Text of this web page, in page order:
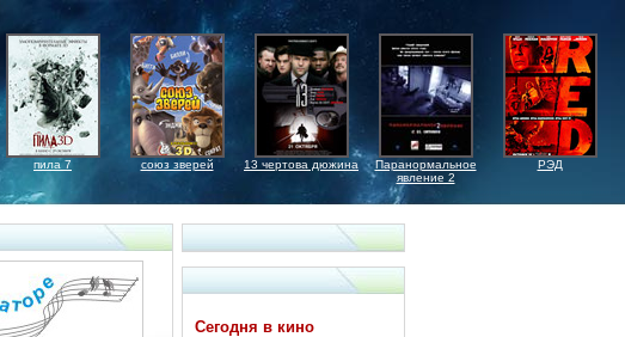
пила 7 союз зверей 13 чертова дюжина
Паранормальное
явление 2
РЭД
Сегодня в кино